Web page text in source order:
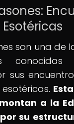
son una de
conocidas
sus
a la
su